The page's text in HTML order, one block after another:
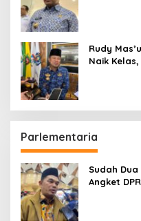
Rudy
Naik
Parlementaria
Sudah
Angket